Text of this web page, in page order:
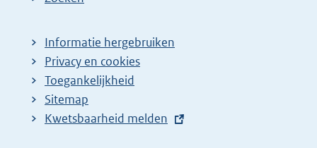
Informatie hergebruiken
Privacy en cookies
Toegankelijkheid
Sitemap
E
Kwetsbaarheid melden